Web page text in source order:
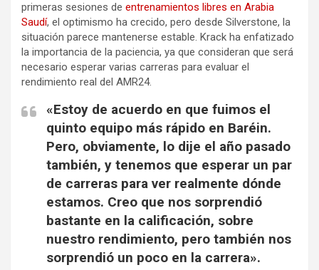
primeras sesiones de entrenamientos libres en Arabia
Saudí, el optimismo ha crecido, pero desde Silverstone, la
situación parece mantenerse estable. Krack ha enfatizado
la importancia de la paciencia, ya que consideran que será
necesario esperar varias carreras para evaluar el
rendimiento real del AMR24.
«Estoy de acuerdo en que fuimos el
quinto equipo más rápido en Baréin.
Pero, obviamente, lo dije el año pasado
también, y tenemos que esperar un par
de carreras para ver realmente dónde
estamos. Creo que nos sorprendió
bastante en la calificación, sobre
nuestro rendimiento, pero también nos
sorprendió un poco en la carrera».